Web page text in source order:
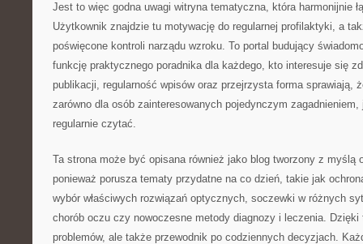
Jest to więc godna uwagi witryna tematyczna, która harmonijnie
Użytkownik znajdzie tu motywację do regularnej profilaktyki, a
poświęcone kontroli narządu wzroku. To portal budujący
funkcję praktycznego poradnika dla każdego, kto interesuje się
publikacji, regularność wpisów oraz przejrzysta forma sprawiają,
zarówno dla osób zainteresowanych pojedynczym
regularnie czytać.
Ta strona może być opisana również jako blog tworzony z myślą
ponieważ porusza tematy przydatne na co dzień, takie jak
wybór właściwych rozwiązań optycznych, soczewki w różnych
chorób oczu czy nowoczesne metody diagnozy i leczenia.
problemów, ale także przewodnik po codziennych decyzjach.